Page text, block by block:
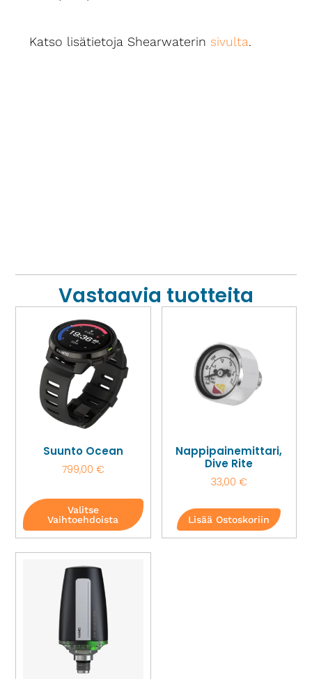
Katso lisätietoja Shearwaterin sivulta.
Vastaavia tuotteita
Suunto Ocean
799,00 €
Valitse
Vaihtoehdoista
Nappipainemittari,
Dive Rite
33,00 €
Lisää Ostoskoriin